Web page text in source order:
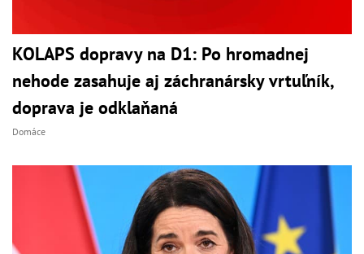
KOLAPS dopravy na D1: Po hromadnej
nehode zasahuje aj záchranársky vrtuľník,
doprava je odklaňaná
Domáce